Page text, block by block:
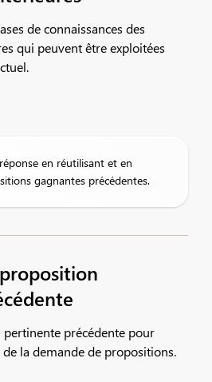
de connaissances des
qui peuvent être exploitées
en réutilisant et en
gagnantes précédentes.
précédente pour
la demande de propositions.